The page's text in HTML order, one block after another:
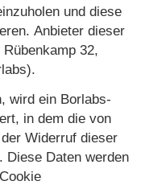
und diese
Anbieter dieser
32,
wird ein Borlabs-
in dem die von
Widerruf dieser
Diese Daten werden